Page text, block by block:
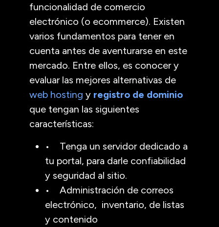
funcionalidad de comercio
electrónico (o ecommerce). Existen
varios fundamentos para tener en
cuenta antes de aventurarse en este
mercado. Entre ellos, es conocer y
evaluar las mejores alternativas de
web hosting y registro de dominio
que tengan las siguientes
características:
• Tenga un servidor dedicado a
tu portal, para darle confiabilidad
y seguridad al sitio.
• Administración de correos
electrónico, inventario, de listas
y contenido